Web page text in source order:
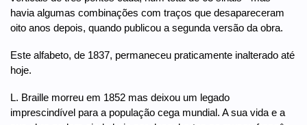
havia algumas combinações com traços que desapareceram
oito anos depois, quando publicou a segunda versão da obra.
Este alfabeto, de 1837, permaneceu praticamente inalterado até
hoje.
L. Braille morreu em 1852 mas deixou um legado
imprescindível para a população cega mundial. A sua vida e a